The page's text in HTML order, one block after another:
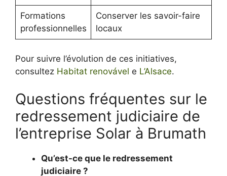
Formations
professionnelles
Conserver les savoir-faire
locaux
Pour suivre l’évolution de ces initiatives,
consultez Habitat renovável e L’Alsace.
Questions fréquentes sur le
redressement judiciaire de
l’entreprise Solar à Brumath
Qu’est-ce que le redressement
judiciaire ?